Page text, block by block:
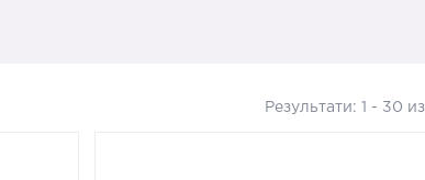
Результати: 1 - 30